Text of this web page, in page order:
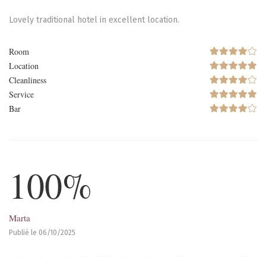
Lovely traditional hotel in excellent location.
Room
Location
Cleanliness
Service
Bar
100%
Marta
Publié le 06/10/2025